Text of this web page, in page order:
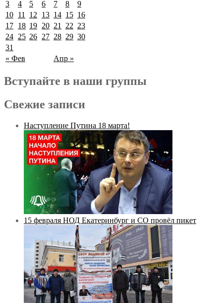
« Фев Апр »
3
4 5 6 7 8
9
10 11 12 13 14 15 16
17 18 19 20 21 22 23
24 25 26 27 28 29 30
31
Вступайте в наши группы
Свежие записи
Наступление Путина 18 марта!
15 февраля НОД Екатеринбург и СО провёл пикет